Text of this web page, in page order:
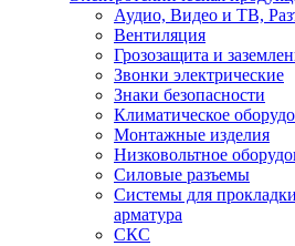
Аудио, Видео и ТВ,
Вентиляция
Грозозащита и
Звонки электрические
Знаки безопасности
Климатическое
Монтажные изделия
Низковольтное
Силовые разъемы
Системы для
арматура
СКС